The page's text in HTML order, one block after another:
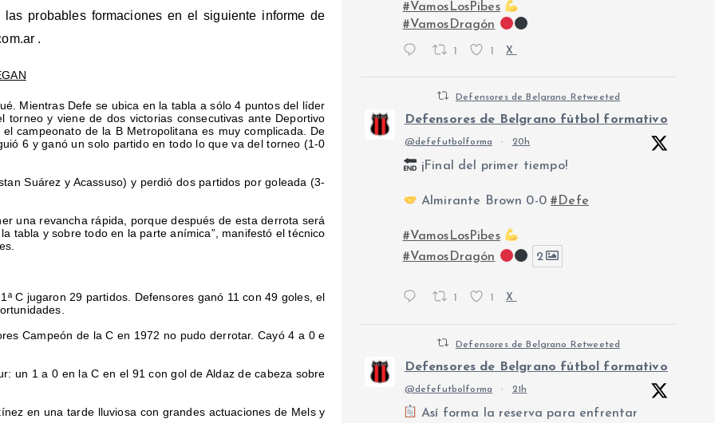
las probables formaciones en el siguiente informe de
.
Mientras Defe se ubica en la tabla a sólo 4 puntos del líder
y viene de dos victorias consecutivas ante Deportivo
campeonato de la B Metropolitana es muy complicada. De
6 y ganó un solo partido en todo lo que va del torneo (1-0
Suárez y Acassuso) y perdió dos partidos por goleada (3-
una revancha rápida, porque después de esta derrota será
tabla y sobre todo en la parte anímica”, manifestó el técnico
C jugaron 29 partidos. Defensores ganó 11 con 49 goles, el
Campeón de la C en 1972 no pudo derrotar. Cayó 4 a 0 e
un 1 a 0 en la C en el 91 con gol de Aldaz de cabeza sobre
en una tarde lluviosa con grandes actuaciones de Mels y
#VamosLosPibes
#VamosDragón
1 1 X
Defensores de Belgrano Retweeted
Defensores de Belgrano fútbol formativo
@defefutbolforma · 20h
¡Final del primer tiempo!
Almirante Brown 0-0#Defe
#VamosLosPibes
#VamosDragón
2
1 1 X
Defensores de Belgrano Retweeted
Defensores de Belgrano fútbol formativo
@defefutbolforma · 21h
Así forma la reserva para enfrentar